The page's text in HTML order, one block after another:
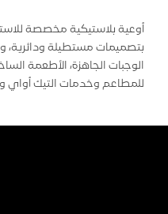
أوعية بلاستيكية مخصصة
بتصميمات مستطيلة ودائرية،
الوجبات الجاهزة، الأطعمة
للمطاعم وخدمات التيك أواي